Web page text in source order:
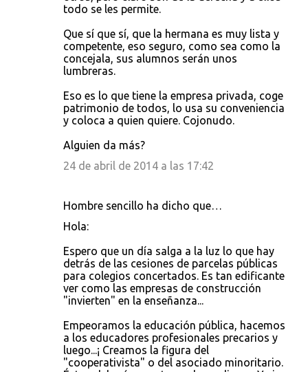
todo se les permite.
Que sí que sí, que la hermana es muy lista y
competente, eso seguro, como sea como la
concejala, sus alumnos serán unos
lumbreras.
Eso es lo que tiene la empresa privada, coge
patrimonio de todos, lo usa su conveniencia
y coloca a quien quiere. Cojonudo.
Alguien da más?
24 de abril de 2014 a las 17:42
Hombre sencillo ha dicho que…
Hola:
Espero que un día salga a la luz lo que hay
detrás de las cesiones de parcelas públicas
para colegios concertados. Es tan edificante
ver como las empresas de construcción
"invierten" en la enseñanza...
Empeoramos la educación pública, hacemos
a los educadores profesionales precarios y
luego...¡ Creamos la figura del
"cooperativista" o del asociado minoritario.